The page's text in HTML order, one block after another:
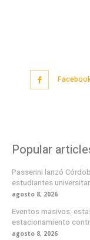
Popular
Passerini lanzó
estudiantes
agosto 8, 2026
Eventos masivos:
estacionamiento
agosto 8, 2026